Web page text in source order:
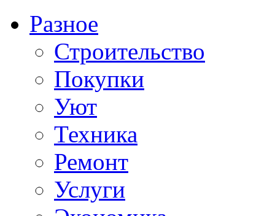
Разное
Строительство
Покупки
Уют
Техника
Ремонт
Услуги